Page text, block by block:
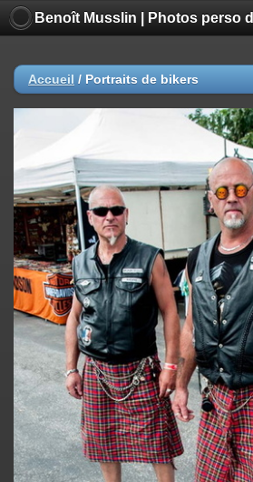
Benoît Musslin | Photos perso
Accueil / Portraits de bikers